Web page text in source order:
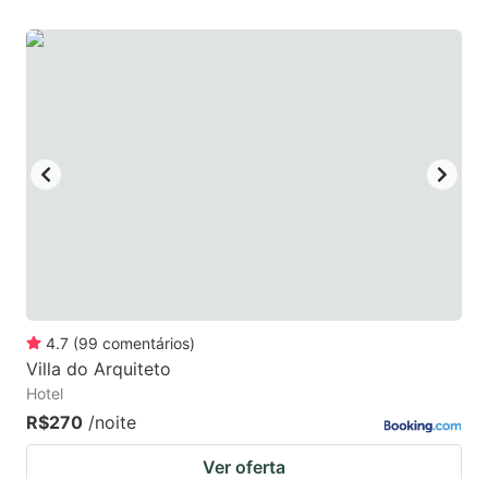
4.7 (99 comentários)
Villa do Arquiteto
Hotel
R$270 /noite
Ver oferta